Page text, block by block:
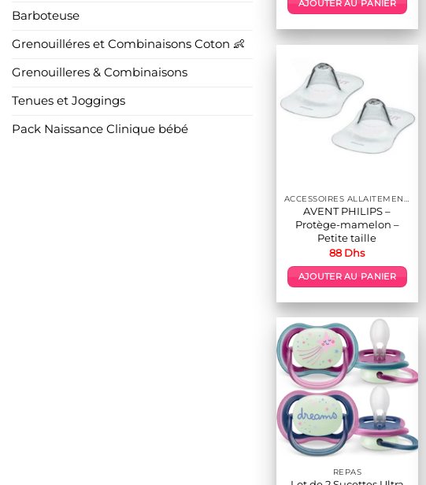
Barboteuse
Grenouilléres et Combinaisons Coton 👶
Grenouilleres & Combinaisons
Tenues et Joggings
Pack Naissance Clinique bébé
AJOUTER AU PANIER
AVENT PHILIPS –
Protège-mamelon –
Petite taille
88Dhs
AJOUTER AU PANIER
REPAS